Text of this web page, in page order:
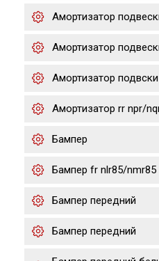
Амортизатор
Амортизатор
Амортизатор подвски
Амортизатор rr npr/
Бампер
Бампер fr nlr85/nmr85
Бампер передний
Бампер передний